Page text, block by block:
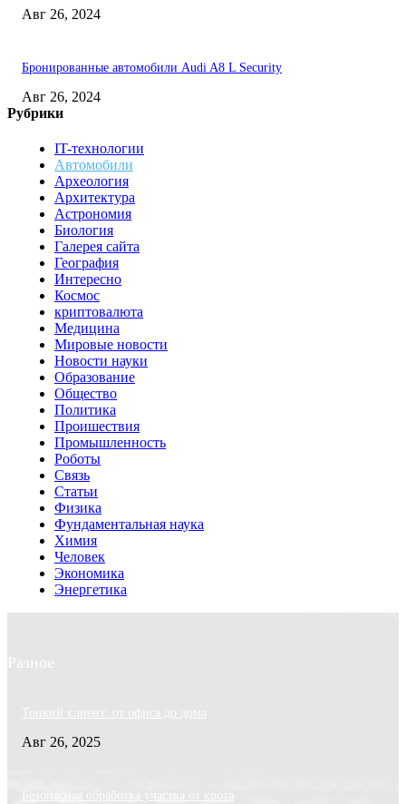
Авг 26, 2024
Бронированные автомобили Audi A8 L Security
Авг 26, 2024
Рубрики
IT-технологии
Автомобили
Археология
Архитектура
Астрономия
Биология
Галерея сайта
География
Интересно
Космос
криптовалюта
Медицина
Мировые новости
Новости науки
Образование
Общество
Политика
Проишествия
Промышленность
Роботы
Связь
Статьи
Физика
Фундаментальная наука
Химия
Человек
Экономика
Энергетика
Разное
Тонкий клиент: от офиса до дома
Авг 26, 2025
Безопасная обработка участка от крота